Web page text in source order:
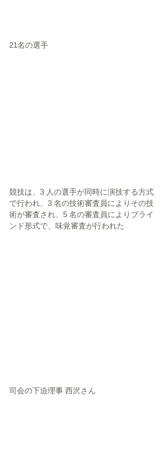
21名の選手
競技は、3 人の選手が同時に演技する方式
で行われ、3 名の技術審査員によりその技
術が審査され、5 名の審査員によりブライ
ンド形式で、味覚審査が行われた
司会の下迫理事 西沢さん